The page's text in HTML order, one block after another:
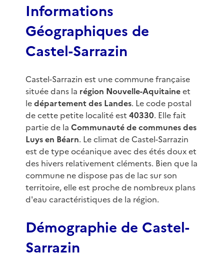
Informations
Géographiques de
Castel-Sarrazin
Castel-Sarrazin est une commune française
située dans la région Nouvelle-Aquitaineet
ledépartement des Landes. Le code postal
de cette petite localité est 40330. Elle fait
partie de la Communauté de communes des
Luys en Béarn. Le climat de Castel-Sarrazin
est de type océanique avec des étés doux et
des hivers relativement cléments. Bien que la
commune ne dispose pas de lac sur son
territoire, elle est proche de nombreux plans
d'eau caractéristiques de la région.
Démographie de Castel-
Sarrazin